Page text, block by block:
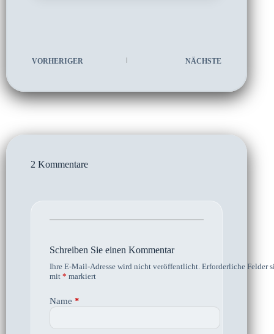
VORHERIGER NÄCHSTE
2 Kommentare
Schreiben Sie einen Kommentar
Ihre E-Mail-Adresse wird nicht veröffentlicht. Erforderliche Felder
mit * markiert
Name *